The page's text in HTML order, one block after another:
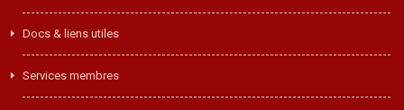
Docs & liens utiles
Services membres